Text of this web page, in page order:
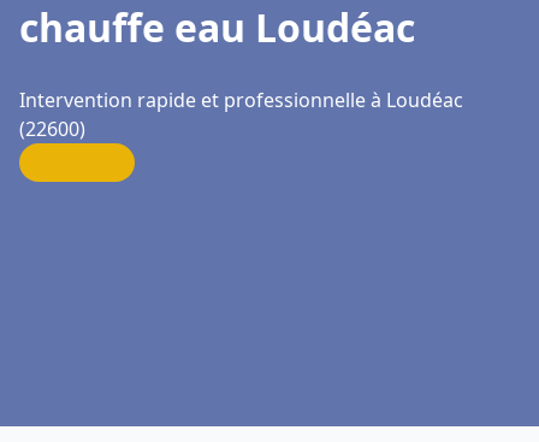
chauffe eau Loudéac
Intervention rapide et professionnelle à Loudéac
(22600)